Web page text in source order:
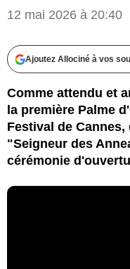
12 mai 2026 à 20:40
Ajoutez Allociné à vos
Comme attendu et
la première Palme
Festival de
"Seigneur des
cérémonie